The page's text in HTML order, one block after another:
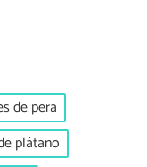
de pera
plátano